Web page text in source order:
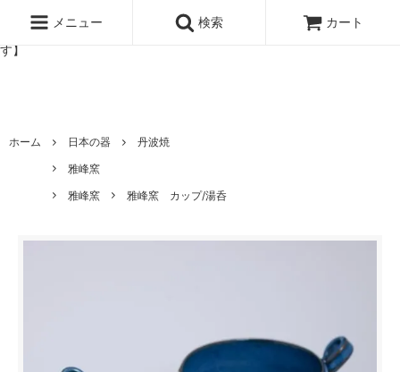
ッタのオンラインストア【アラビア,クイストゴーなどの北欧ヴィンテ
ージ食器,雅峰窯やソルテグラスジュエリーなどの作家の作品が並びま
す】
メニュー 検索 カート
ホーム 日本の器
丹波焼
雅峰窯
雅峰窯
雅峰窯 カップ/湯呑